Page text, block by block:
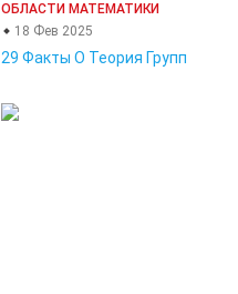
ОБЛАСТИ МАТЕМАТИКИ
18 Фев 2025
29 Факты О Теория Групп